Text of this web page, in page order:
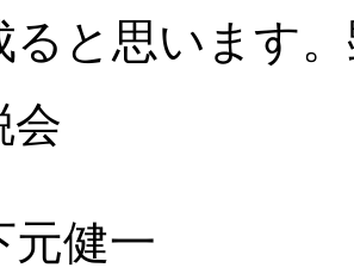
ると思います
会
元健一